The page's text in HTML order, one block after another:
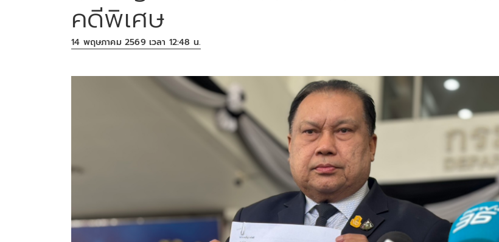
คดีพิเศษ
14 พฤษภาคม 2569 เวลา 12:48 น.